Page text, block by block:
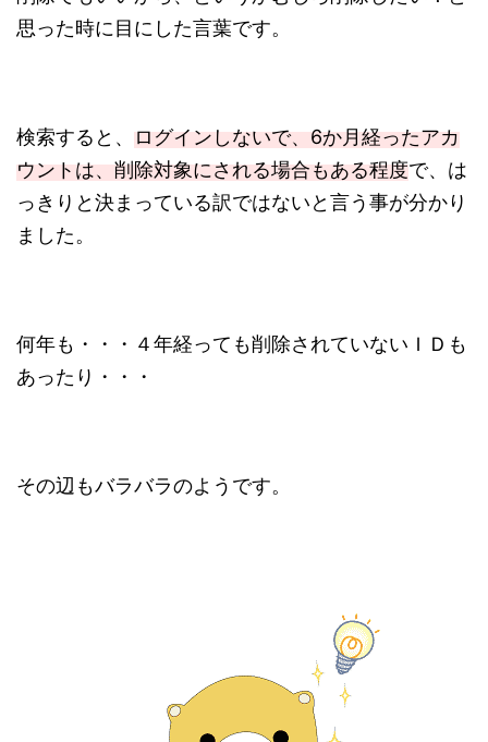
思った時に目にした言葉です。
検索すると、 ログインしないで、6か月経ったアカ
ウントは、削除対象にされる場合もある程度で、は
っきりと決まっている訳ではないと言う事が分かり
ました。
何年も・・・４年経っても削除されていないＩＤも
あったり・・・
その辺もバラバラのようです。